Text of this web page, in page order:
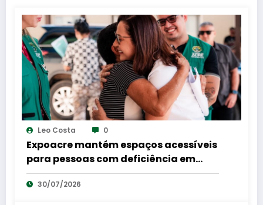
Leo Costa 0
Expoacre mantém espaços acessíveis
para pessoas com deficiência em
shows e rodeios
30/07/2026